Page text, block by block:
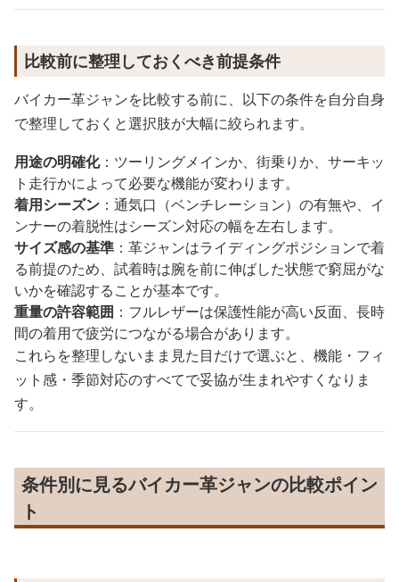
比較前に整理しておくべき前提条件
バイカー革ジャンを比較する前に、以下の条件を自分自身
で整理しておくと選択肢が大幅に絞られます。
用途の明確化：ツーリングメインか、街乗りか、サーキッ
ト走行かによって必要な機能が変わります。
着用シーズン ：通気口（ベンチレーション）の有無や、イ
ンナーの着脱性はシーズン対応の幅を左右します。
サイズ感の基準 ：革ジャンはライディングポジションで着
る前提のため、試着時は腕を前に伸ばした状態で窮屈がな
いかを確認することが基本です。
重量の許容範囲 ：フルレザーは保護性能が高い反面、長時
間の着用で疲労につながる場合があります。
これらを整理しないまま見た目だけで選ぶと、機能・フィ
ット感・季節対応のすべてで妥協が生まれやすくなりま
す。
条件別に見るバイカー革ジャンの比較ポイン
ト